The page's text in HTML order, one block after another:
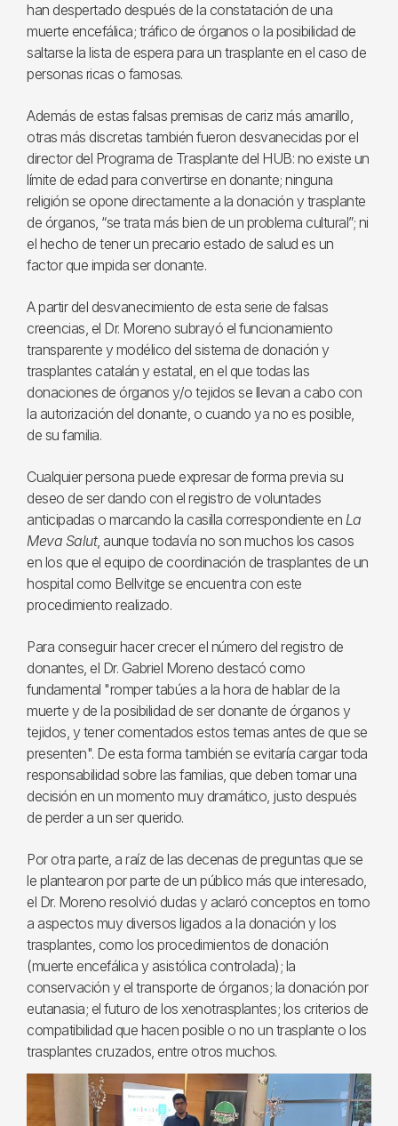
han despertado después de la constatación de una
muerte encefálica; tráfico de órganos o la posibilidad de
saltarse la lista de espera para un trasplante en el caso de
personas ricas o famosas.
Además de estas falsas premisas de cariz más amarillo,
otras más discretas también fueron desvanecidas por el
director del Programa de Trasplante del HUB: no existe un
límite de edad para convertirse en donante; ninguna
religión se opone directamente a la donación y trasplante
de órganos, “se trata más bien de un problema cultural”; ni
el hecho de tener un precario estado de salud es un
factor que impida ser donante.
A partir del desvanecimiento de esta serie de falsas
creencias, el Dr. Moreno subrayó el funcionamiento
transparente y modélico del sistema de donación y
trasplantes catalán y estatal, en el que todas las
donaciones de órganos y/o tejidos se llevan a cabo con
la autorización del donante, o cuando ya no es posible,
de su familia.
Cualquier persona puede expresar de forma previa su
deseo de ser dando con el registro de voluntades
anticipadas o marcando la casilla correspondiente en La
Meva Salut, aunque todavía no son muchos los casos
en los que el equipo de coordinación de trasplantes de un
hospital como Bellvitge se encuentra con este
procedimiento realizado.
Para conseguir hacer crecer el número del registro de
donantes, el Dr. Gabriel Moreno destacó como
fundamental "romper tabúes a la hora de hablar de la
muerte y de la posibilidad de ser donante de órganos y
tejidos, y tener comentados estos temas antes de que se
presenten". De esta forma también se evitaría cargar toda
responsabilidad sobre las familias, que deben tomar una
decisión en un momento muy dramático, justo después
de perder a un ser querido.
Por otra parte, a raíz de las decenas de preguntas que se
le plantearon por parte de un público más que interesado,
el Dr. Moreno resolvió dudas y aclaró conceptos en torno
a aspectos muy diversos ligados a la donación y los
trasplantes, como los procedimientos de donación
(muerte encefálica y asistólica controlada); la
conservación y el transporte de órganos; la donación por
eutanasia; el futuro de los xenotrasplantes; los criterios de
compatibilidad que hacen posible o no un trasplante o los
trasplantes cruzados, entre otros muchos.